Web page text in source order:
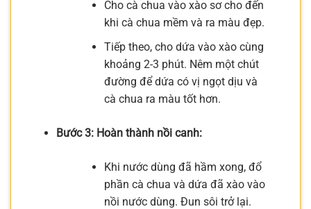
Cho cà chua vào xào sơ cho đến
khi cà chua mềm và ra màu đẹp.
Tiếp theo, cho dứa vào xào cùng
khoảng 2-3 phút. Nêm một chút
đường để dứa có vị ngọt dịu và
cà chua ra màu tốt hơn.
Bước 3: Hoàn thành nồi canh:
Khi nước dùng đã hầm xong, đổ
phần cà chua và dứa đã xào vào
nồi nước dùng. Đun sôi trở lại.